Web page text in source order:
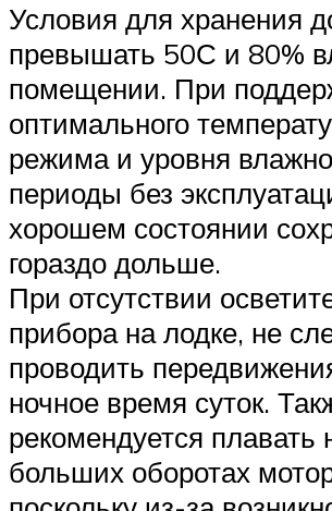
Условия для хранения
превышать 50С и 80%
помещении. При
оптимального
режима и уровня
периоды без
хорошем состоянии
гораздо дольше.
При отсутствии
прибора на лодке, не
проводить
ночное время суток.
рекомендуется
больших оборотах